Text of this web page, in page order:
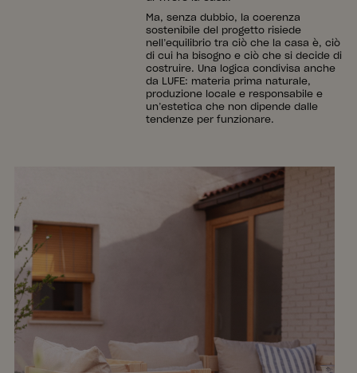
Ma, senza dubbio, la coerenza
sostenibile del progetto risiede
nell’equilibrio tra ciò che la casa è, ciò
di cui ha bisogno e ciò che si decide di
costruire. Una logica condivisa anche
da LUFE: materia prima naturale,
produzione locale e responsabile e
un’estetica che non dipende dalle
tendenze per funzionare.